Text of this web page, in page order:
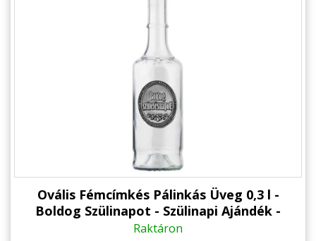
Ajándék Ötletek Férfiaknak
Családtagoknak
Barátnak/Barátnőnek
Ovális Fémcímkés Pálinkás Üveg 0,3 l -
Boldog Szülinapot - Szülinapi Ajándék -
Ajándék Születésnapra
Raktáron